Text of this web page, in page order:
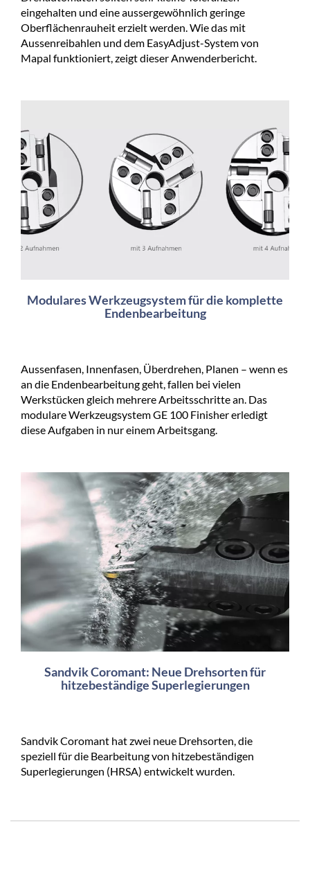
eingehalten und eine aussergewöhnlich geringe
Oberflächenrauheit erzielt werden. Wie das mit
Aussenreibahlen und dem EasyAdjust-System von
Mapal funktioniert, zeigt dieser Anwenderbericht.
Modulares Werkzeugsystem für die komplette
Endenbearbeitung
Aussenfasen, Innenfasen, Überdrehen, Planen – wenn es
an die Endenbearbeitung geht, fallen bei vielen
Werkstücken gleich mehrere Arbeitsschritte an. Das
modulare Werkzeugsystem GE 100 Finisher erledigt
diese Aufgaben in nur einem Arbeitsgang.
Sandvik Coromant: Neue Drehsorten für
hitzebeständige Superlegierungen
Sandvik Coromant hat zwei neue Drehsorten, die
speziell für die Bearbeitung von hitzebeständigen
Superlegierungen (HRSA) entwickelt wurden.